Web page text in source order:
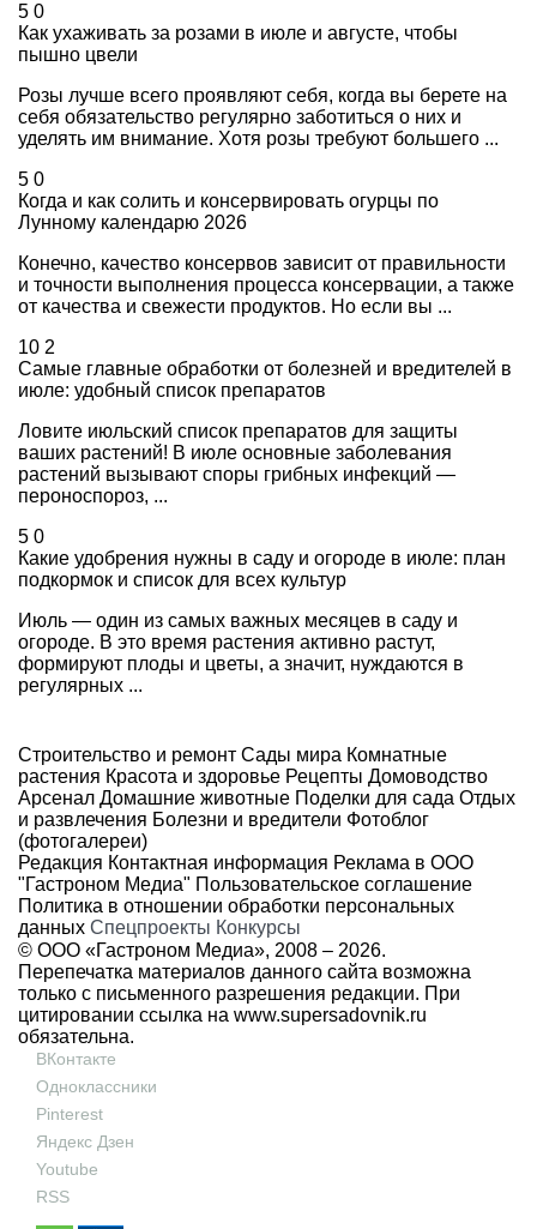
5 0
Как ухаживать за розами в июле и августе, чтобы
пышно цвели
Розы лучше всего проявляют себя, когда вы берете на
себя обязательство регулярно заботиться о них и
уделять им внимание. Хотя розы требуют большего ...
5 0
Когда и как солить и консервировать огурцы по
Лунному календарю 2026
Конечно, качество консервов зависит от правильности
и точности выполнения процесса консервации, а также
от качества и свежести продуктов. Но если вы ...
10 2
Самые главные обработки от болезней и вредителей в
июле: удобный список препаратов
Ловите июльский список препаратов для защиты
ваших растений! В июле основные заболевания
растений вызывают споры грибных инфекций —
пероноспороз, ...
5 0
Какие удобрения нужны в саду и огороде в июле: план
подкормок и список для всех культур
Июль — один из самых важных месяцев в саду и
огороде. В это время растения активно растут,
формируют плоды и цветы, а значит, нуждаются в
регулярных ...
Строительство и ремонт Сады мира Комнатные
растения Красота и здоровье Рецепты Домоводство
Арсенал Домашние животные Поделки для сада Отдых
и развлечения Болезни и вредители Фотоблог
(фотогалереи)
Редакция Контактная информация Реклама в ООО
"Гастроном Медиа" Пользовательское соглашение
Политика в отношении обработки персональных
данных Спецпроекты Конкурсы
© ООО «Гастроном Медиа», 2008 – 2026.
Перепечатка материалов данного сайта возможна
только с письменного разрешения редакции. При
цитировании ссылка на www.supersadovnik.ru
обязательна.
ВКонтакте
Одноклассники
Pinterest
Яндекс Дзен
Youtube
RSS